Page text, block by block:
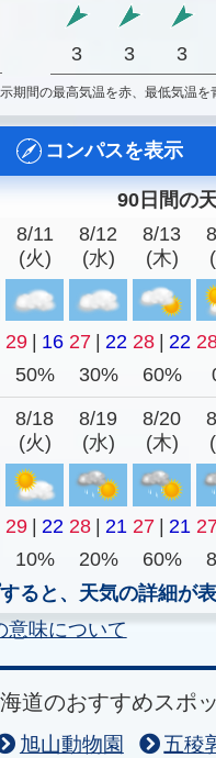
3 3 3
期間の最高気温を赤、最低気温を
コンパスを表示
90日間の
8/11
(火)
8/12
(水)
8/13
(木)
29 16 27 22 28 22
50% 30% 60%
8/18
(火)
8/19
(水)
8/20
(木)
29 22 28 21 27 21
10% 20% 60%
ると、天気の詳細が
意味について
道のおすすめスポ
旭山動物園
五稜